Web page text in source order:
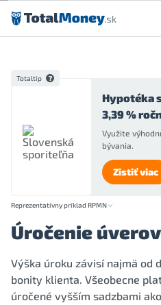
Preskočiť na obsah
Totaltip
Hypotéka
3,39 %
Využite
bývania.
Zistiť viac
Reprezentatívny príklad RPMN
Úročenie úverov
Výška úroku závisí najmä od
bonity klienta. Všeobecne
úročené vyšším sadzbami